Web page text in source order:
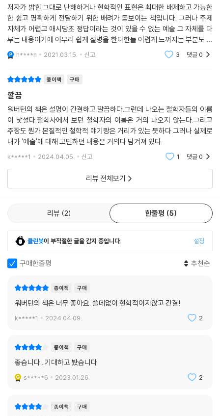
이 아니다.
---「제2장. 감정 표현」중에서
하려는 (즉, 개념을 제한하는) 시도가 “예술의 창조성이라는 바로 그 조건
을 창조하는 예술은 매우 개방적이고 모험적인 바로 그 성격 때문에 결정
적 속성을 확인하는 일이 논리적으로 불가능”하다. 여기서 주목할 점은 와
이츠가 ‘예술’을 정의하기 어렵다고 말하는 것이 아니라는 사실이다. 다시
말해, 와이츠는 정의가 논리적으로 불가능하다고 주장한다. 예술을 정의하
려고 할 때 발생하는 또 다른 문제는, 예술가들이 예술에 대한 통념을 뛰어
넘는 작품들을 의도적으로 내놓으면서 예술을 지배적 개념으로 포섭하려
는 데 곧잘 반발한다는 것이다.
만델바움이 문제 삼는 것은 ‘예술’을 정의하려는 기획이 필연적으로 실패
신의 입장을 뒷받침하기 위해 제시하는 논거는 예술을 정의하려는 과거의
시도들이 명백히 실패로 끝났다는 것, 그리고 무엇보다 예술의 창조성이라
는 핵심 가치를 고려하면 예술 개념을 제한하는 것이 예술 실천의 중요한
특성 하나를 배제할 수 있다는 것이다. 이 두 논거로부터 도출할 수 있는 가
장 합리적인 결론은 예술은 가족유사성 용어일지도 모르며, 이것이 현 상
경우처럼 모든 예술 작품을 예술로 만들어주는 비전시적 공통성이 존재한
---「제3장. 가족유사성」중에서
다. 하지만 디키는 예술이란 무엇인가라는 물음이 우리가 어떤 종류의 대
있다고 생각한다. 다시 말해, 어떤 대상을 예술 작품으로 인지한다는 것이
그 대상이 여하튼 어떤 가치가 있다는 것을 함축하지는 않는다고 본다. 아
함이 없으리라는 것이다. 디키는 인공품이 될 수 있는 것의 한계에 대한 문
마지막 장에서는 예술의 화두에 대한 워버턴 자신의 가설을 제시하고, 신
디 셔먼과 스튜어트 프랭클린의 작품들을 비교하면서 그 가설을 증명한다.
예술가의 의도, 재현, 감정, 상상력 같은 예술의 난제들까지 살뜰히 다룬
후에는 이론의 망망대해에서 예술의 화두에 대한 답을 구하려고만 할 것이
를 권한다. 이 책을 읽은 독자들은 자신이 사랑하는 작품들을 새로운 눈으
들, 그림을 보고 생각하는 것을 좋아하는 사람들, 자신의 작업을 철학적 사
유 속에서 이해하고픈 예술가들에게 일독을 추천한다. 현대미술 앞에서 고
개를 갸웃하면서도 예술철학서의 책장은 좀처럼 넘기지 못했던 우리 모두
를 위한 책이다.
저자가 밝힌 그대로 난해하거나 현학적인 표현은 최대한 배제하고 가능한
한 쉽고 명확하게 전달하기 위한 배려가 돋보이는 책입니다. 그러나 주제
자체가 어렵고 애시당초 정답이라는 것이 있을 수 없는 예술 그 자체를 다
루는 내용이기에 아무리 쉽게 설명을 한다한들 어렵게 느껴지는 부분도 많
았습니다. 아마도 읽으면 읽을 수록 '아하! ~' 하면서도 한편으로는 또다른
질문들이 제
h****n 2021.03.15. 신고 3 댓글0
종이책 구매
깔끔
워버턴의 책은 설명이 간결하고 깔끔하다.그런데 나오는 철학자들의 이름
이 낯설다.철학사에서 보던 철학자의 이름은 거의 나오지 않는다.그리고
주장도 뭔가 본질적인 철학적 얘기랑은 거리가 있는 듯하다.그러나 실제로
내가 '예술'에 대해 고민하던 내용은 거의다 담겨져 있다.
k*****1 2024.04.05. 신고 1 댓글0
리뷰 전체보기
리뷰 2 한줄평 5
클린봇이 부적절한 글을 감지 중입니다. 설정
구매한줄평 추천순
종이책 구매
워버턴의 책은 너무 좋아요. 쓸데없이 현학적이지않고 간결!
k*****1 2024.04.09. 2
종이책 구매
좋습니다...기대하고 봤습니다.
s*****6 2023.01.26. 2
종이책 구매